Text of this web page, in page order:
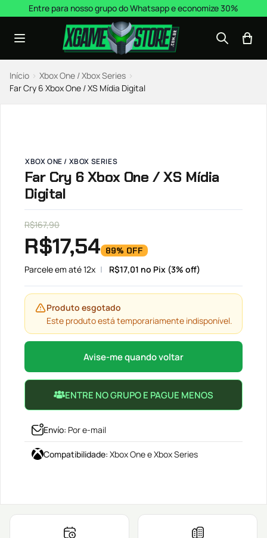
Pular para o conteúdo
Entre para nosso grupo do Whatsapp e economize 30%
Início › Xbox One / Xbox Series ›
Far Cry 6 Xbox One / XS Mídia Digital
XBOX ONE / XBOX SERIES
Far Cry 6 Xbox One / XS Mídia
Digital
R$167,90
R$17,54 89% OFF
Parcele em até 12x R$17,01 no Pix (3% off)
Produto esgotado
Este produto está temporariamente indisponível.
Avise-me quando voltar
ENTRE NO GRUPO E PAGUE MENOS
Envío: Por e-mail
Compatibilidade: Xbox One e Xbox Series